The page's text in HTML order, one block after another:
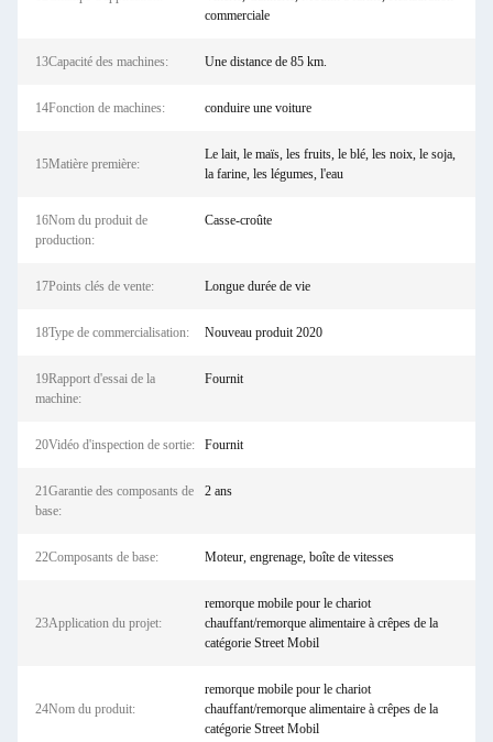
commerciale
13Capacité des machines: Une distance de 85 km.
14Fonction de machines: conduire une voiture
15Matière première:
Le lait, le maïs, les fruits, le blé, les noix, le soja,
la farine, les légumes, l'eau
16Nom du produit de
production:
Casse-croûte
17Points clés de vente: Longue durée de vie
18Type de commercialisation: Nouveau produit 2020
19Rapport d'essai de la
machine:
Fournit
20Vidéo d'inspection de sortie: Fournit
21Garantie des composants de
base:
2 ans
22Composants de base: Moteur, engrenage, boîte de vitesses
23Application du projet:
remorque mobile pour le chariot
chauffant/remorque alimentaire à crêpes de la
catégorie Street Mobil
24Nom du produit:
remorque mobile pour le chariot
chauffant/remorque alimentaire à crêpes de la
catégorie Street Mobil